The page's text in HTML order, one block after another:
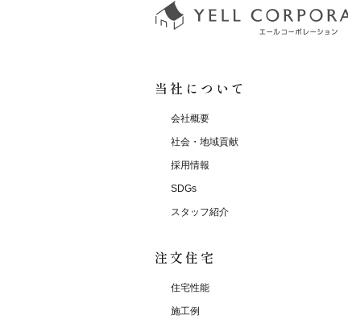
当社について
会社概要
社会・地域貢献
採用情報
SDGs
スタッフ紹介
注文住宅
住宅性能
施工例